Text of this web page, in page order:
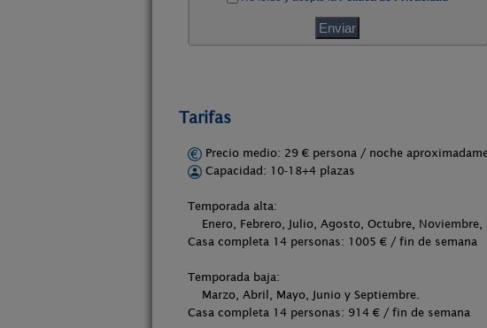
Tarifas
Precio medio: 29 € persona / noche
Capacidad: 10-18+4 plazas
Temporada alta:
Enero, Febrero, Julio, Agosto, Octubre, Noviembre,
Casa completa 14 personas: 1005 € / fin de semana
Temporada baja:
Marzo, Abril, Mayo, Junio y Septiembre.
Casa completa 14 personas: 914 € / fin de semana